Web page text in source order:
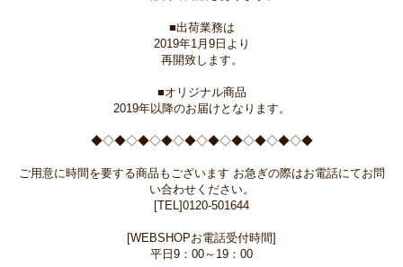
■出荷業務は
2019年1月9日より
再開致します。
■オリジナル商品
2019年以降のお届けとなります。
◆◇◆◇◆◇◆◇◆◇◆◇◆◇◆◇◆◇◆
ご用意に時間を要する商品もございます お急ぎの際はお電話にてお問
い合わせください。
[TEL]0120-501644
[WEBSHOPお電話受付時間]
平日9：00～19：00